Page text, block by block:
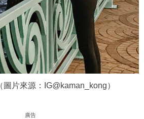
片來源：IG@kaman_kong）
廣告